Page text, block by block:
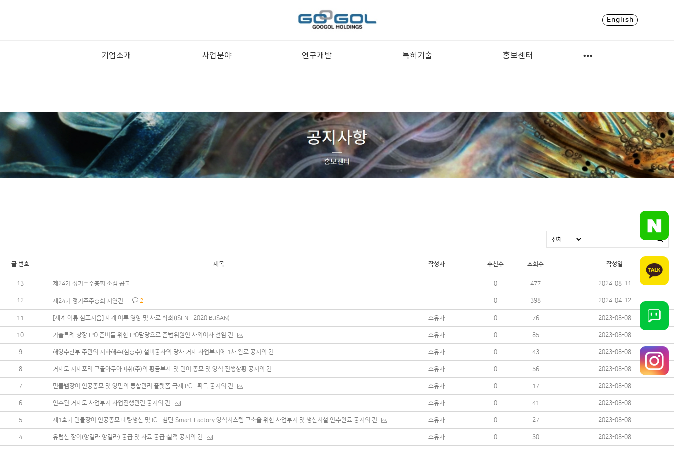
English
기업소개 사업분야 연구개발 특허기술 홍보센터
글 번호 제목 작성자 추천수 조회수 작성일
13 제24기 정기주주총회 소집 공고 0 477 2024-08-11
12 제24기 정기주주총회 지연건 2 0 398 2024-04-12
11 [세계 어류 심포지움] 세계 어류 영양 및 사료 학회(ISFNF 2020 BUSAN) 소유자 0 76 2023-08-08
10 기술특례 상장 IPO 준비를 위한 IPO담당으로 준법위원인 사외이사 선임 건 소유자 0 85 2023-08-08
9 해양수산부 주관의 지하해수(심층수) 설비공사의 당사 거제 사업부지에 1차 완료 공지의 건 소유자 0 43 2023-08-08
8 거제도 지세포리 구골아쿠아피쉬(주)의 황금부세 및 민어 종묘 및 양식 진행상황 공지의 건 소유자 0 56 2023-08-08
7 민물뱀장어 인공종묘 및 양만의 통합관리 플랫폼 국제 PCT 획득 공지의 건 소유자 0 17 2023-08-08
6 인수된 거제도 사업부지 사업진행관련 공지의 건 소유자 0 41 2023-08-08
5 제1호기 민물장어 인공종묘 대량생산 및 ICT 첨단 Smart Factory 양식시스템 구축을 위한 사업부지 및 생산시설 인수완료 공지의 건 소유자 0 27 2023-08-08
4 유럽산 장어(앙길라 앙길라) 공급 및 사료 공급 실적 공지의 건 소유자 0 30 2023-08-08